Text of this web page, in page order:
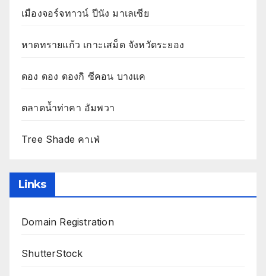
เมืองจอร์จทาวน์ ปีนัง มาเลเซีย
หาดทรายแก้ว เกาะเสม็ด จังหวัดระยอง
ดอง ดอง ดองกิ ซีคอน บางแค
ตลาดน้ำท่าคา อัมพวา
Tree Shade คาเฟ่
Links
Domain Registration
ShutterStock